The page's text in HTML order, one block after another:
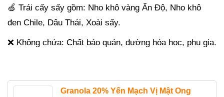
🍏 Trái cấy sấy gồm: Nho khô vàng Ấn Độ, Nho khô
đen Chile, Dâu Thái, Xoài sấy.
❌ Không chứa: Chất bảo quản, đường hóa học, phụ gia.
Granola 20% Yến Mạch Vị Mật Ong